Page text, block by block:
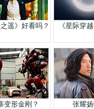
之遥》好看吗？ 《星际穿
变形金刚？ 张耀